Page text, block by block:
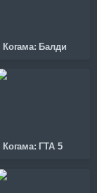
Когама: Балди
Когама: ГТА 5